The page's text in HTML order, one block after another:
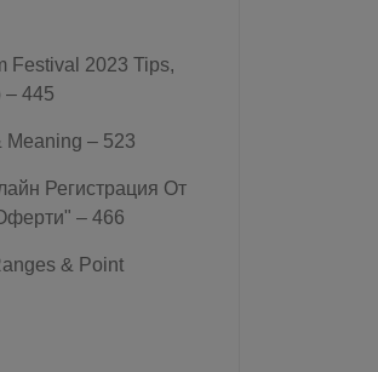
Festival 2023 Tips,
– 445
Meaning – 523
Регистрация От
– 466
& Point